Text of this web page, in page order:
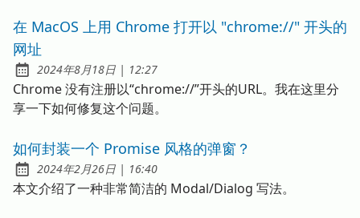
在 MacOS 上用 Chrome 打开以 "chrome://" 开头的
网址
发布于
2024年8月18日 | at
12:27
Chrome 没有注册以“chrome://”开头的URL。我在这里分
享一下如何修复这个问题。
如何封装一个 Promise 风格的弹窗？
发布于
2024年2月26日 | at
16:40
本文介绍了一种非常简洁的 Modal/Dialog 写法。